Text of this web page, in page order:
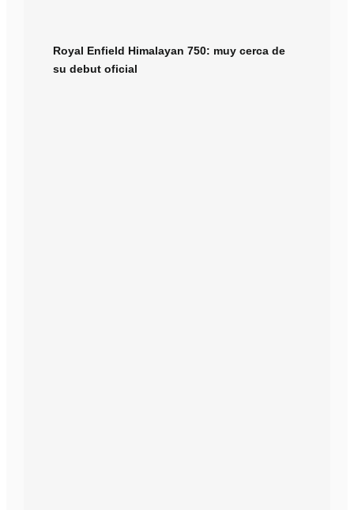
Royal Enfield Himalayan 750: muy cerca de
su debut oficial